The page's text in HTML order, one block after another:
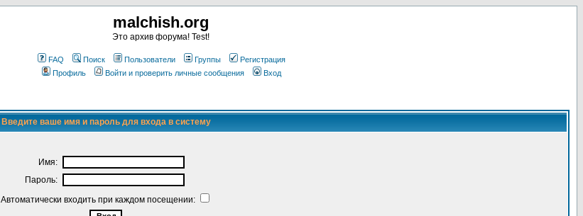
malchish.org
Это архив форума! Test!
FAQ Поиск Пользователи Группы
Регистрация
Профиль
Войти и проверить личные сообщения Вход
Введите ваше имя и пароль для входа в систему
Имя:
Пароль:
Автоматически входить при каждом посещении: